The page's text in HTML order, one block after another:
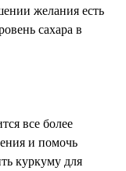
желания есть
сахара в
все более
и помочь
куркуму для